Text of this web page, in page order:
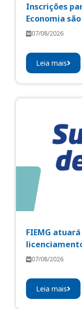
Inscrições
Economia
07/08/2026
Leia mais
FIEMG
07/08/2026
Leia mais